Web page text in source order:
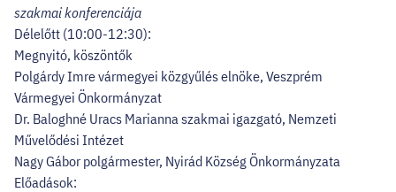
szakmai konferenciája
Délelőtt (10:00-12:30):
Megnyitó, köszöntők
Polgárdy Imre vármegyei közgyűlés elnöke, Veszprém
Vármegyei Önkormányzat
Dr. Baloghné Uracs Marianna szakmai igazgató, Nemzeti
Művelődési Intézet
Nagy Gábor polgármester, Nyirád Község Önkormányzata
Előadások: